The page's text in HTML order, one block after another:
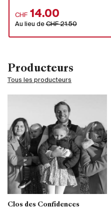
Producteurs
Tous les producteurs
Clos des Confidences
CHF 14.00
Au lieu deCHF 21.50